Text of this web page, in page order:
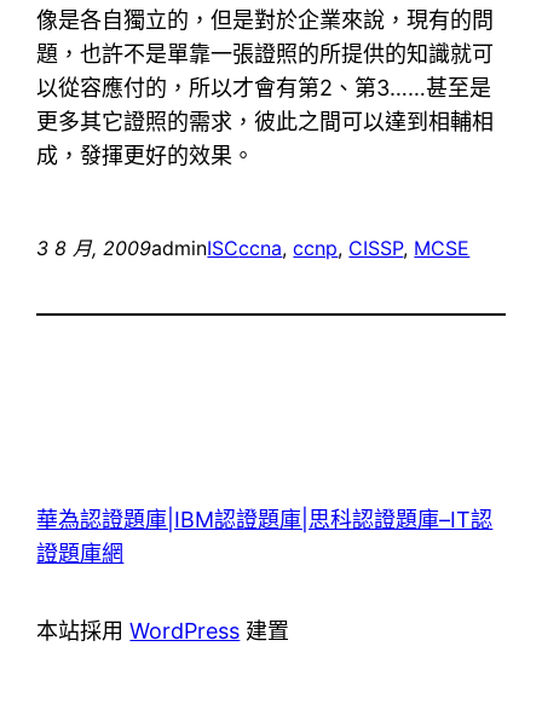
像是各自獨立的，但是對於企業來說，現有的問
題，也許不是單靠一張證照的所提供的知識就可
以從容應付的，所以才會有第2、第3……甚至是
更多其它證照的需求，彼此之間可以達到相輔相
成，發揮更好的效果。
3 8 月, 2009adminISCccna, ccnp, CISSP, MCSE
華為認證題庫|IBM認證題庫|思科認證題庫–IT認
證題庫網
本站採用WordPress 建置